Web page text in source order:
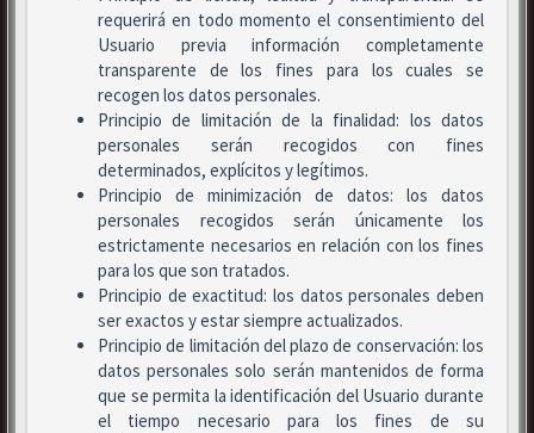
requerirá en todo momento el consentimiento del
Usuario previa información completamente
transparente de los fines para los cuales se
recogen los datos personales.
Principio de limitación de la finalidad: los datos
personales serán recogidos con fines
determinados, explícitos y legítimos.
Principio de minimización de datos: los datos
personales recogidos serán únicamente los
estrictamente necesarios en relación con los fines
para los que son tratados.
Principio de exactitud: los datos personales deben
ser exactos y estar siempre actualizados.
Principio de limitación del plazo de conservación: los
datos personales solo serán mantenidos de forma
que se permita la identificación del Usuario durante
el tiempo necesario para los fines de su